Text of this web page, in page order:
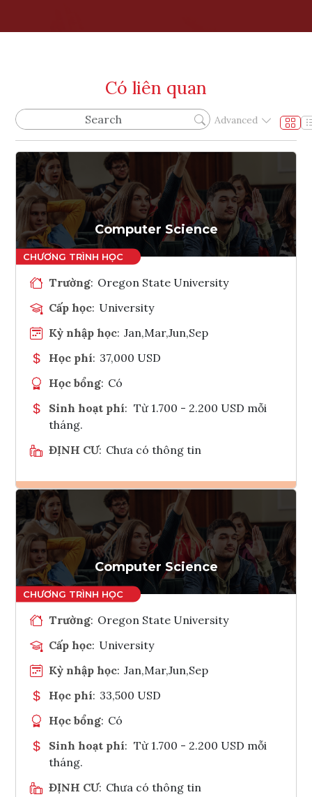
Có liên quan
Advanced
Computer Science
Trường: Oregon State University
Cấp học: University
Kỳ nhập học: Jan,Mar,Jun,Sep
Học phí: 37,000 USD
Học bổng: Có
Sinh hoạt phí: Từ 1.700 - 2.200 USD mỗi
tháng.
ĐỊNH CƯ: Chưa có thông tin
Ghi danh
Tham vấn Interlink
Computer Science
Trường: Oregon State University
Cấp học: University
Kỳ nhập học: Jan,Mar,Jun,Sep
Học phí: 33,500 USD
Học bổng: Có
Sinh hoạt phí: Từ 1.700 - 2.200 USD mỗi
tháng.
ĐỊNH CƯ: Chưa có thông tin